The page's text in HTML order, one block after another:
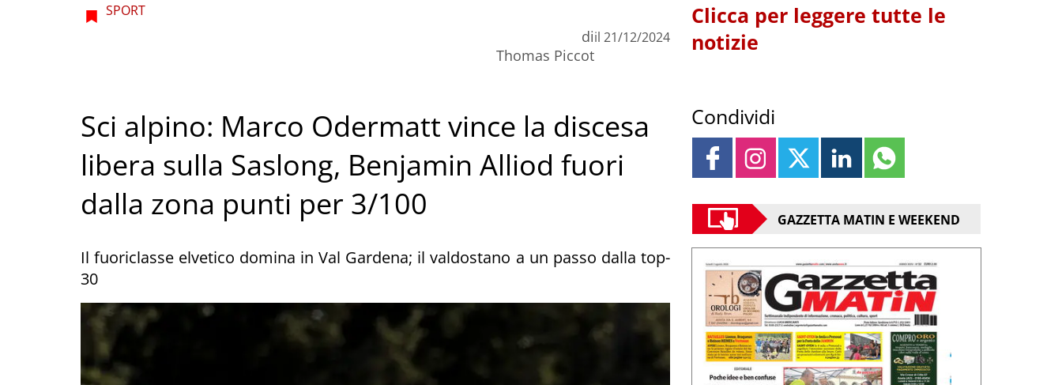
SPORT
di
Thomas Piccot
il 21/12/2024
Sci alpino: Marco Odermatt vince la discesa
libera sulla Saslong, Benjamin Alliod fuori
dalla zona punti per 3/100
Il fuoriclasse elvetico domina in Val Gardena; il valdostano a un passo dalla top-
30
Clicca per leggere tutte le
notizie
Condividi
GAZZETTA MATIN E WEEKEND